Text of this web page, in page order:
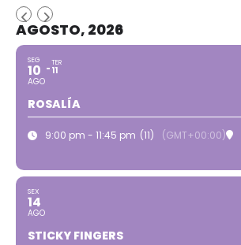
AGOSTO, 2026
SEG
10
AGO
TER
11
ROSALÍA
9:00 pm - 11:45 pm (11) (GMT+00:00)
SEX
14
AGO
STICKY FINGERS